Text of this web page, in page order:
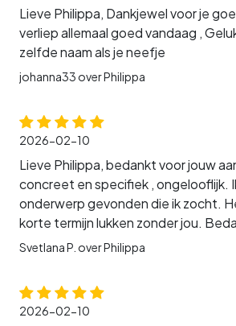
Lieve Philippa, Dankjewel voor je
verliep allemaal goed vandaag ,
zelfde naam als je neefje
johanna33 over Philippa
2026-02-10
Lieve Philippa, bedankt voor jouw
concreet en specifiek , ongelooflijk.
onderwerp gevonden die ik zocht.
korte termijn lukken zonder jou.
Svetlana P. over Philippa
2026-02-10